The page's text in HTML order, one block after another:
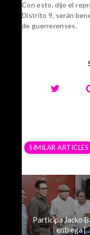
Con esto, dijo el
Distrito 9, serán
de guerrerenses.
SIMILAR ARTICLES
Participa Jacko
entrega